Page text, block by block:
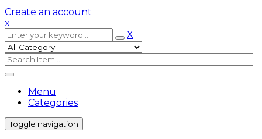
Create an account
x
X
Menu
Categories
Toggle navigation